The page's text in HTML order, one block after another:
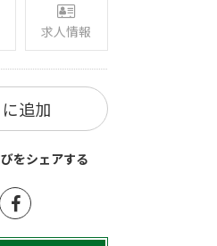
求人情報
追加
をシェアする